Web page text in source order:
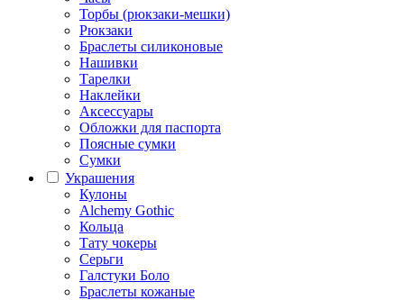
Торбы (рюкзаки-мешки)
Рюкзаки
Браслеты силиконовые
Нашивки
Тарелки
Наклейки
Аксессуары
Обложки для паспорта
Поясные сумки
Сумки
Украшения
Кулоны
Alchemy Gothic
Кольца
Тату чокеры
Серьги
Галстуки Боло
Браслеты кожаные